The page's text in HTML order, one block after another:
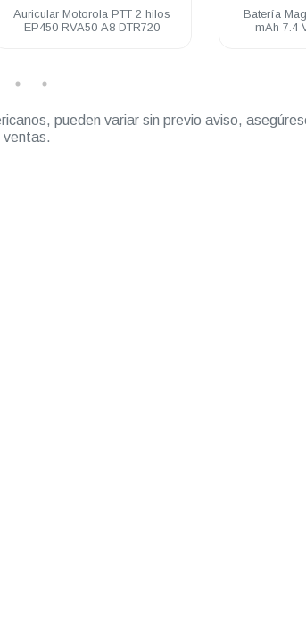
Auricular Motorola PTT 2 hilos
EP450 RVA50 A8 DTR720
Batería
mAh 7.4
pueden variar sin previo aviso,
ventas.